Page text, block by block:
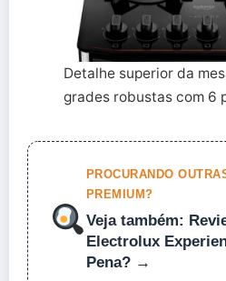
Detalhe superior da
grades robustas com 6
PROCURANDO
PREMIUM?
Veja também:
Electrolux
Pena? →